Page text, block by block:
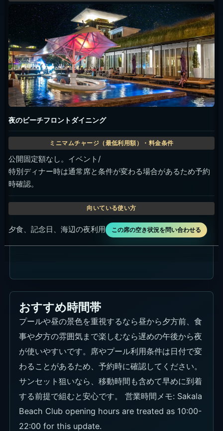
おすすめ時間帯
プールや昼の景色を重視するなら昼から夕方前、食
事や夕方の雰囲気まで楽しむなら遅めの午後から夜
が使いやすいです。席やプール利用条件は日付で変
わることがあるため、予約時に確認してください。
する前提で組むと安心です。 営業時間メモ: Sakala
Beach Club opening hours are treated as 10:00-
22:00 for this update.
フードとドリンク
レストラン、ビーチバー / ピザバー、プールバーが
あるため、食事だけ、プール中心、夕方のBBQ系イ
インターナショナルな料理
軽食、ピザ、グリル系、ディナー向けの料理まで、
プールだけで終わらせない食事が組めます。